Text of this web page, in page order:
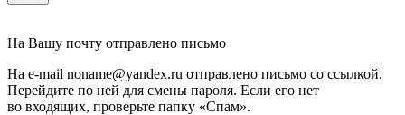
На Вашу почту отправлено письмо
На e-mail noname@yandex.ru отправлено письмо со ссылкой.
Перейдите по ней для смены пароля. Если его нет
во входящих, проверьте папку «Спам».